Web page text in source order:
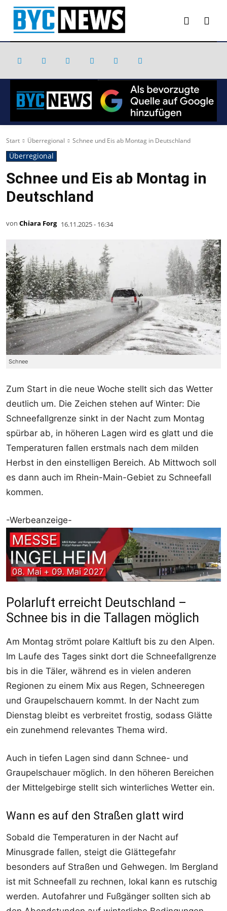
Start Überregional Schnee und Eis ab Montag in Deutschland
Überregional
Schnee und Eis ab Montag in
Deutschland
von Chiara Forg 16.11.2025 - 16:34
Schnee
Zum Start in die neue Woche stellt sich das Wetter
deutlich um. Die Zeichen stehen auf Winter: Die
Schneefallgrenze sinkt in der Nacht zum Montag
spürbar ab, in höheren Lagen wird es glatt und die
Temperaturen fallen erstmals nach dem milden
Herbst in den einstelligen Bereich. Ab Mittwoch soll
es dann auch im Rhein-Main-Gebiet zu Schneefall
kommen.
-Werbeanzeige-
Polarluft erreicht Deutschland –
Schnee bis in die Tallagen möglich
Am Montag strömt polare Kaltluft bis zu den Alpen.
Im Laufe des Tages sinkt dort die Schneefallgrenze
bis in die Täler, während es in vielen anderen
Regionen zu einem Mix aus Regen, Schneeregen
und Graupelschauern kommt. In der Nacht zum
Dienstag bleibt es verbreitet frostig, sodass Glätte
ein zunehmend relevantes Thema wird.
Auch in tiefen Lagen sind dann Schnee- und
Graupelschauer möglich. In den höheren Bereichen
der Mittelgebirge stellt sich winterliches Wetter ein.
Wann es auf den Straßen glatt wird
Sobald die Temperaturen in der Nacht auf
Minusgrade fallen, steigt die Glättegefahr
besonders auf Straßen und Gehwegen. Im Bergland
ist mit Schneefall zu rechnen, lokal kann es rutschig
werden. Autofahrer und Fußgänger sollten sich ab